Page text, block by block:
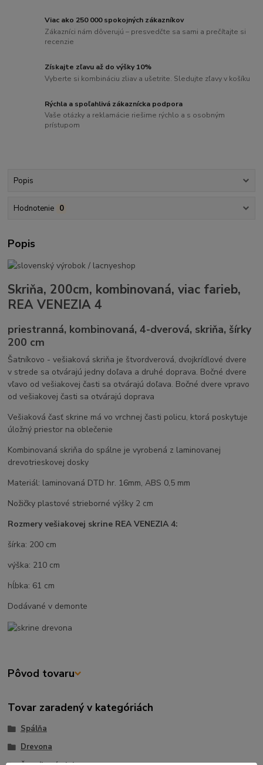
Viac ako 250 000 spokojných zákazníkov
Zákazníci nám dôverujú – presvedčte sa sami a prečítajte si
recenzie
Získajte zľavu až do výšky 10%
Vyberte si kombináciu zliav a ušetrite. Sledujte zľavy v košíku
Rýchla a spoľahlivá zákaznícka podpora
Vaše otázky a reklamácie riešime rýchlo a s osobným
prístupom
Popis
Hodnotenie 0
Popis
Skriňa, 200cm, kombinovaná, viac farieb,
REA VENEZIA 4
priestranná, kombinovaná, 4-dverová, skriňa, šírky
200 cm
Šatníkovo - vešiaková skriňa je štvordverová, dvojkrídlové dvere
v strede sa otvárajú jedny doľava a druhé doprava. Bočné dvere
vľavo od vešiakovej časti sa otvárajú doľava. Bočné dvere vpravo
od vešiakovej časti sa otvárajú doprava
Vešiaková časť skrine má vo vrchnej časti policu, ktorá poskytuje
úložný priestor na oblečenie
Kombinovaná skriňa do spálne je vyrobená z laminovanej
drevotrieskovej dosky
Materiál: laminovaná DTD hr. 16mm, ABS 0,5 mm
Nožičky plastové strieborné výšky 2 cm
Rozmery vešiakovej skrine REA VENEZIA 4:
šírka: 200 cm
výška: 210 cm
hĺbka: 61 cm
Dodávané v demonte
Pôvod tovaru
Tovar zaradený v kategóriách
Spálňa
Drevona